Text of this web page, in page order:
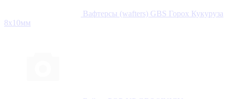
Вафтерсы (wafters) GBS Горох Кукуруза
8x10мм